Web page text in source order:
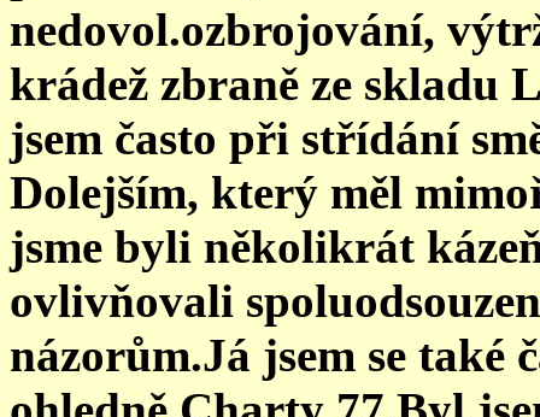
nedovol.ozbrojování,
krádež zbraně ze skladu
jsem často při střídání
Dolejším, který měl
jsme byli několikrát
ovlivňovali
názorům.Já jsem se také